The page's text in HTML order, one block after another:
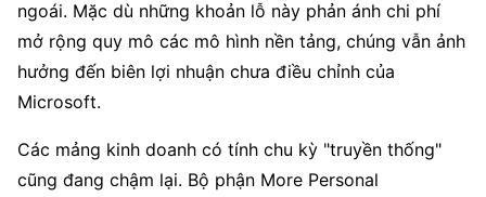
ngoái. Mặc dù những khoản lỗ này phản ánh chi phí
mở rộng quy mô các mô hình nền tảng, chúng vẫn ảnh
hưởng đến biên lợi nhuận chưa điều chỉnh của
Microsoft.
Các mảng kinh doanh có tính chu kỳ "truyền thống"
cũng đang chậm lại. Bộ phận More Personal